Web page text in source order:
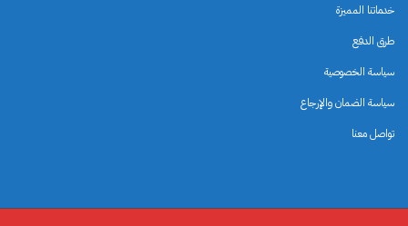
خدماتنا المميزة
طرق الدفع
سياسة الخصوصية
سياسة الضمان والإرجاع
تواصل معنا